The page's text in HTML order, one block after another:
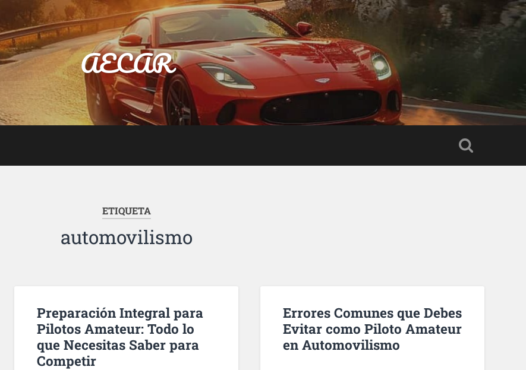
AECAR
ETIQUETA
automovilismo
Preparación Integral para
Pilotos Amateur: Todo lo
que Necesitas Saber para
Competir
Errores Comunes que Debes
Evitar como Piloto Amateur
en Automovilismo